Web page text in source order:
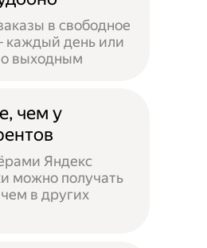
в свободное
каждый день или
выходным
чем у
Яндекс
можно получать
в других